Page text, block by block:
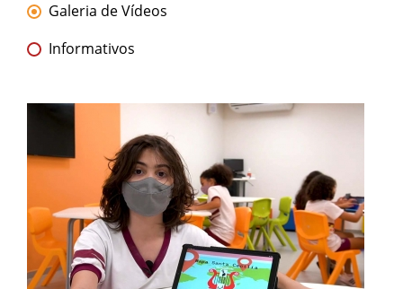
Galeria de Vídeos
Informativos